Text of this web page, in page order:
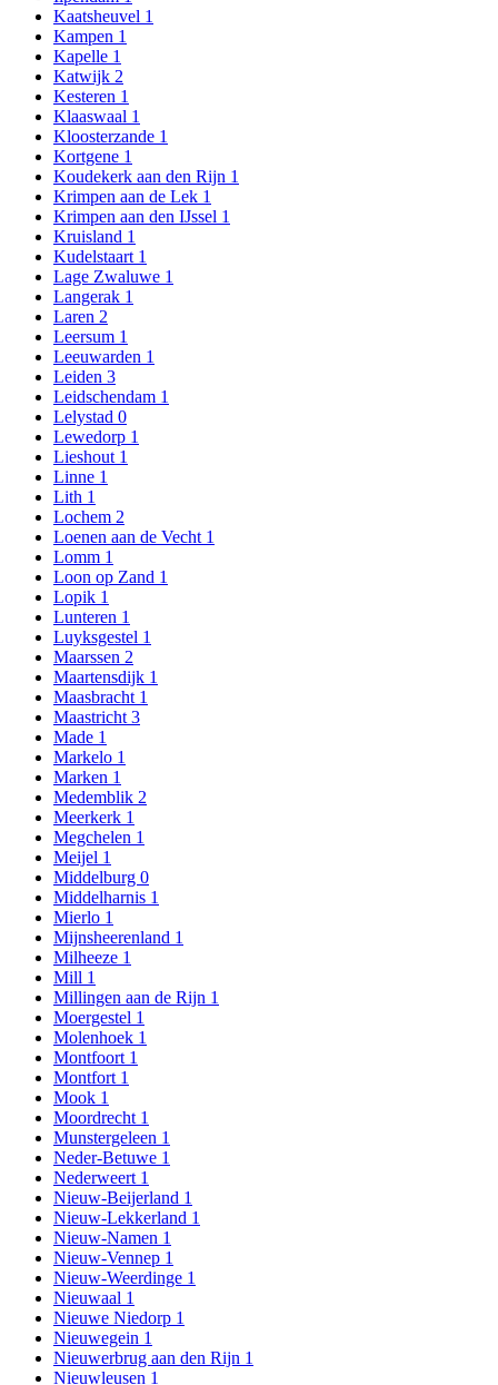
Kaatsheuvel 1
Kampen 1
Kapelle 1
Katwijk 2
Kesteren 1
Klaaswaal 1
Kloosterzande 1
Kortgene 1
Koudekerk aan den Rijn 1
Krimpen aan de Lek 1
Krimpen aan den IJssel 1
Kruisland 1
Kudelstaart 1
Lage Zwaluwe 1
Langerak 1
Laren 2
Leersum 1
Leeuwarden 1
Leiden 3
Leidschendam 1
Lelystad 0
Lewedorp 1
Lieshout 1
Linne 1
Lith 1
Lochem 2
Loenen aan de Vecht 1
Lomm 1
Loon op Zand 1
Lopik 1
Lunteren 1
Luyksgestel 1
Maarssen 2
Maartensdijk 1
Maasbracht 1
Maastricht 3
Made 1
Markelo 1
Marken 1
Medemblik 2
Meerkerk 1
Megchelen 1
Meijel 1
Middelburg 0
Middelharnis 1
Mierlo 1
Mijnsheerenland 1
Milheeze 1
Mill 1
Millingen aan de Rijn 1
Moergestel 1
Molenhoek 1
Montfoort 1
Montfort 1
Mook 1
Moordrecht 1
Munstergeleen 1
Neder-Betuwe 1
Nederweert 1
Nieuw-Beijerland 1
Nieuw-Lekkerland 1
Nieuw-Namen 1
Nieuw-Vennep 1
Nieuw-Weerdinge 1
Nieuwaal 1
Nieuwe Niedorp 1
Nieuwegein 1
Nieuwerbrug aan den Rijn 1
Nieuwleusen 1